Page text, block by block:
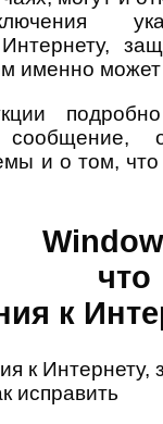
именно
сообщение,
и о том,
к